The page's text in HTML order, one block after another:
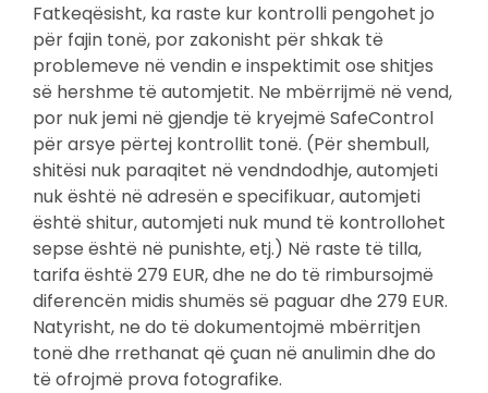
Fatkeqësisht, ka raste kur kontrolli pengohet jo
për fajin tonë, por zakonisht për shkak të
problemeve në vendin e inspektimit ose shitjes
së hershme të automjetit. Ne mbërrijmë në vend,
por nuk jemi në gjendje të kryejmë SafeControl
për arsye përtej kontrollit tonë. (Për shembull,
shitësi nuk paraqitet në vendndodhje, automjeti
nuk është në adresën e specifikuar, automjeti
është shitur, automjeti nuk mund të kontrollohet
sepse është në punishte, etj.) Në raste të tilla,
tarifa është 279 EUR, dhe ne do të rimbursojmë
diferencën midis shumës së paguar dhe 279 EUR.
Natyrisht, ne do të dokumentojmë mbërritjen
tonë dhe rrethanat që çuan në anulimin dhe do
të ofrojmë prova fotografike.